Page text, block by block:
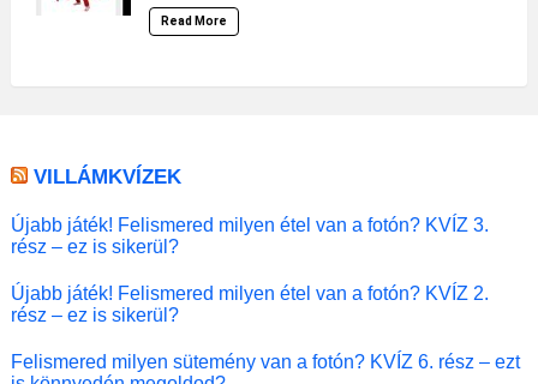
Read More
VILLÁMKVÍZEK
Újabb játék! Felismered milyen étel van a fotón? KVÍZ 3.
rész – ez is sikerül?
Újabb játék! Felismered milyen étel van a fotón? KVÍZ 2.
rész – ez is sikerül?
Felismered milyen sütemény van a fotón? KVÍZ 6. rész – ezt